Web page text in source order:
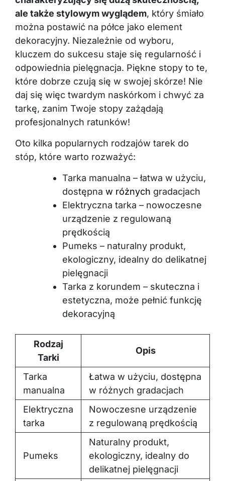
ale także stylowym wyglądem, który śmiało
można postawić na półce jako element
dekoracyjny. Niezależnie od wyboru,
kluczem do sukcesu staje się regularność i
odpowiednia pielęgnacja. Piękne stopy to te,
które dobrze czują się w swojej skórze! Nie
daj się więc twardym naskórkom i chwyć za
tarkę, zanim Twoje stopy zażądają
profesjonalnych ratunków!
Oto kilka popularnych rodzajów tarek do
stóp, które warto rozważyć:
Tarka manualna – łatwa w użyciu,
dostępna w różnych gradacjach
Elektryczna tarka – nowoczesne
urządzenie z regulowaną
prędkością
Pumeks – naturalny produkt,
ekologiczny, idealny do delikatnej
pielęgnacji
Tarka z korundem – skuteczna i
estetyczna, może pełnić funkcję
dekoracyjną
Rodzaj
Tarki
Opis
Tarka
manualna
Łatwa w użyciu, dostępna
w różnych gradacjach
Elektryczna
tarka
Nowoczesne urządzenie
z regulowaną prędkością
Pumeks
Naturalny produkt,
ekologiczny, idealny do
delikatnej pielęgnacji